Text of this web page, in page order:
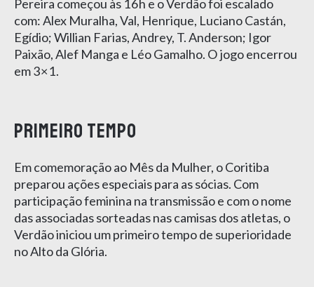
Pereira começou às 16h e o Verdão foi escalado
com: Alex Muralha, Val, Henrique, Luciano Castán,
Egídio; Willian Farias, Andrey, T. Anderson; Igor
Paixão, Alef Manga e Léo Gamalho. O jogo encerrou
em 3×1.
Primeiro tempo
Em comemoração ao Mês da Mulher, o Coritiba
preparou ações especiais para as sócias. Com
participação feminina na transmissão e com o nome
das associadas sorteadas nas camisas dos atletas, o
Verdão iniciou um primeiro tempo de superioridade
no Alto da Glória.